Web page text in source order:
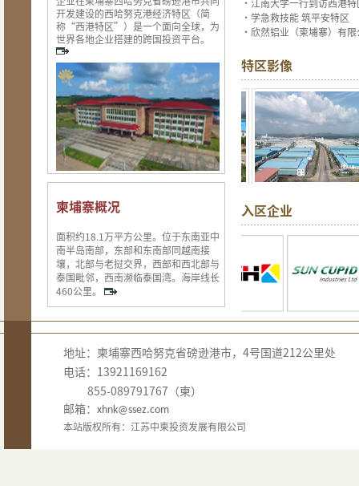
开发建设的西哈努克港经济特区（简
称“西港特区”）是一个面向全球，为
世界各地企业搭建的跨国投资平台。
柬埔寨概况
面积约18.1万平方公里。位于东南亚中
南半岛南部，东部和东南部同越南接
壤，北部与老挝交界，西部和西北部与
泰国毗邻，西南濒临泰国湾。海岸线长
460公里。
· 江南大学一行到访西港
· 学急救技能 筑平安特区
· 欣然铝业（柬埔寨）有
特区影像
入区企业
地址：柬埔寨西哈努克省磅逊港市，4号国道212公里处
电话：13921169162
855-089791767（柬）
邮箱： xhnk@ssez.com
本站版权所有：江苏中柬投资发展有限公司